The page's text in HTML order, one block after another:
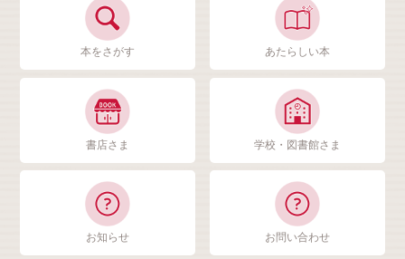
本をさがす あたらしい本
書店さま 学校・図書館さま
お知らせ お問い合わせ